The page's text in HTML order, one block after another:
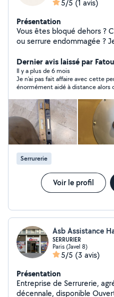
5/5 (1 avis)
Présentation
Vous êtes bloqué dehors ?
ou serrure endommagée ? Je suis serrurier spécialisé
pour vous dépanner
des tarifs transparents. Intervention rapide (30 min en
moyenne) Ouverture de porte claquée ou verrouillée
Travail soigné, respect de votre
avant
Dernier avis laissé par
Il y a plus de 6 mois
Je n’ai pas fait affaire avec cette
énormément aidé à distance alors
conseil, je le recommande vivement
Serrurerie
Voir le profil
Asb Assistance
SERRURIER
Paris (Javel 8)
5/5 (3 avis)
Présentation
Entreprise de Serrurerie, agrée,
décennale, disponible Ouverture de porte